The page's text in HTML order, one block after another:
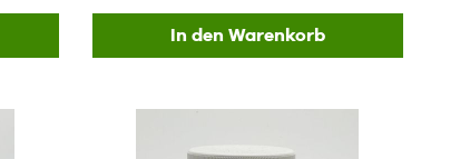
In den Warenkorb